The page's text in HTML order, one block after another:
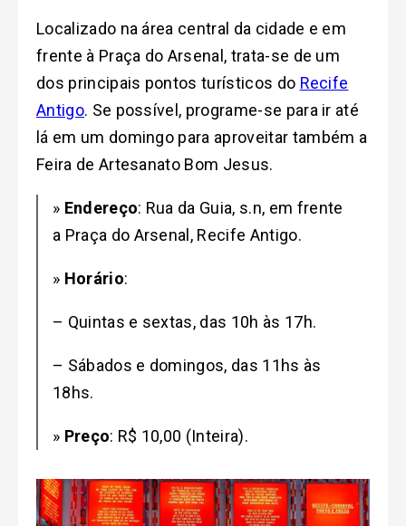
Localizado na área central da cidade e em
frente à Praça do Arsenal, trata-se de um
dos principais pontos turísticos do Recife
Antigo. Se possível, programe-se para ir até
lá em um domingo para aproveitar também a
Feira de Artesanato Bom Jesus.
» Endereço: Rua da Guia, s.n, em frente
a Praça do Arsenal, Recife Antigo.
» Horário:
– Quintas e sextas, das 10h às 17h.
– Sábados e domingos, das 11hs às
18hs.
» Preço: R$ 10,00 (Inteira).